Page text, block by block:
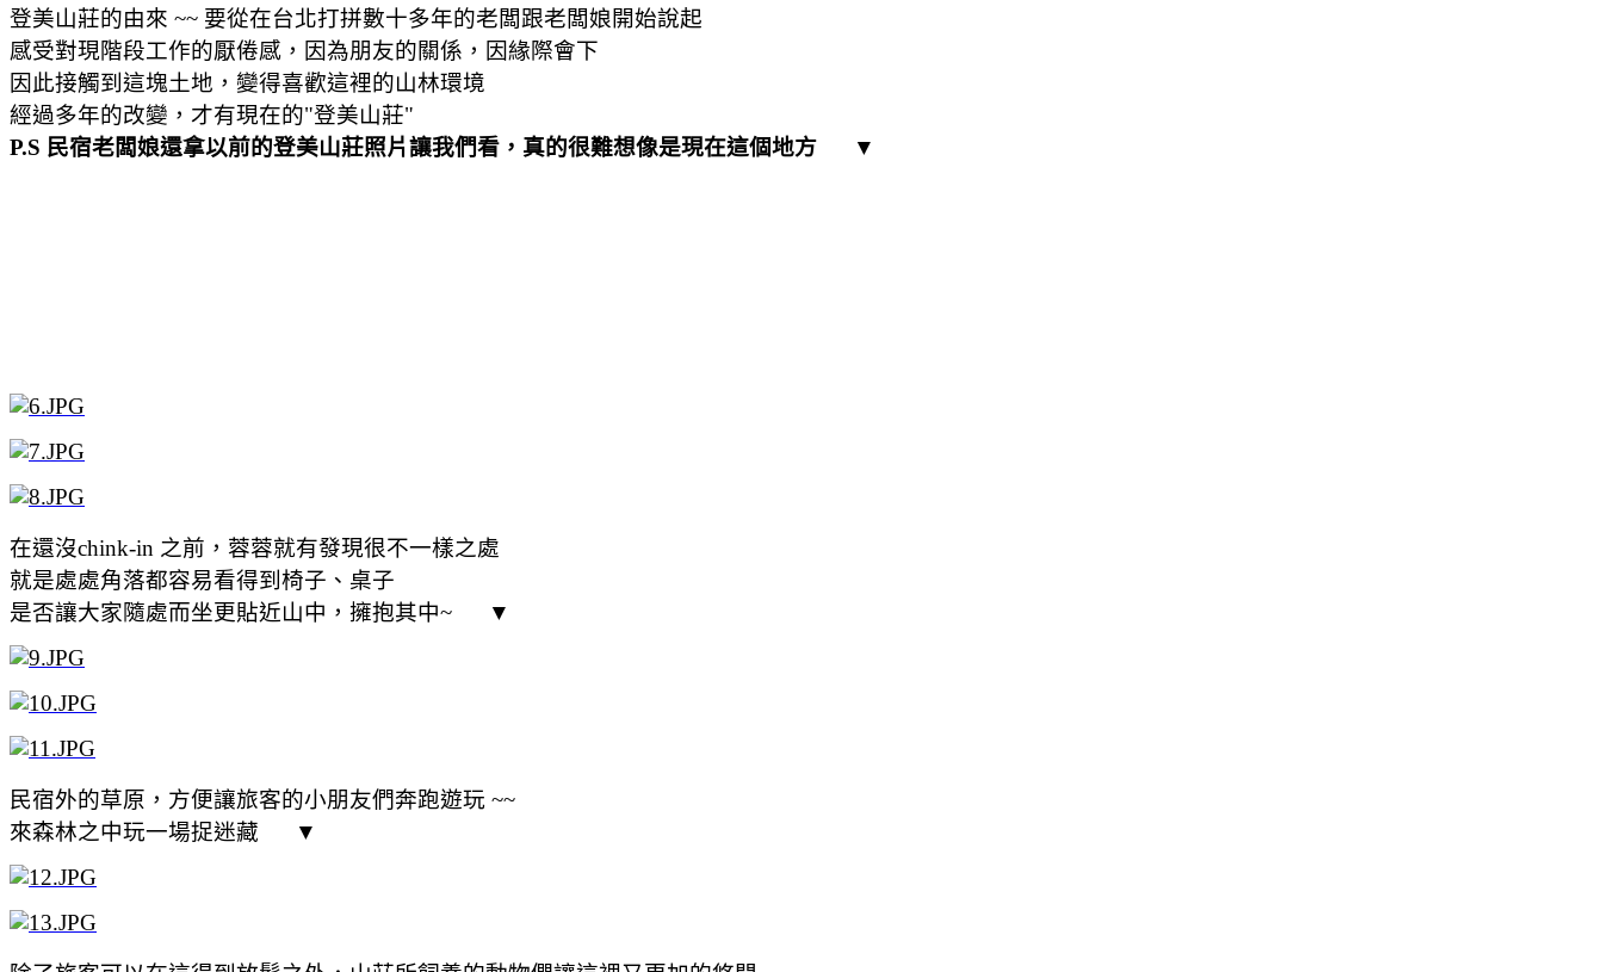
登美山莊的由來 ~~ 要從在台北打拼數十多年的老闆跟老闆娘開始說起
感受對現階段工作的厭倦感，因為朋友的關係，因緣際會下
因此接觸到這塊土地，變得喜歡這裡的山林環境
經過多年的改變，才有現在的"登美山莊"
P.S 民宿老闆娘還拿以前的登美山莊照片讓我們看，真的很難想像是現在這個地方 ▼
在還沒chink-in 之前，蓉蓉就有發現很不一樣之處
就是處處角落都容易看得到椅子、桌子
是否讓大家隨處而坐更貼近山中，擁抱其中~ ▼
民宿外的草原，方便讓旅客的小朋友們奔跑遊玩 ~~
來森林之中玩一場捉迷藏 ▼